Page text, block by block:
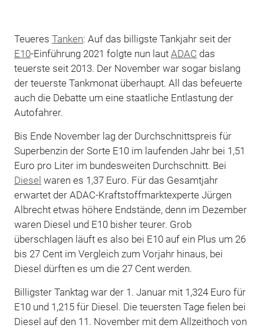
Teueres Tanken: Auf das billigste Tankjahr seit der
E10-Einführung 2021 folgte nun laut ADAC das
teuerste seit 2013. Der November war sogar bislang
der teuerste Tankmonat überhaupt. All das befeuerte
auch die Debatte um eine staatliche Entlastung der
Autofahrer.
Bis Ende November lag der Durchschnittspreis für
Superbenzin der Sorte E10 im laufenden Jahr bei 1,51
Euro pro Liter im bundesweiten Durchschnitt. Bei
Diesel waren es 1,37 Euro. Für das Gesamtjahr
erwartet der ADAC-Kraftstoffmarktexperte Jürgen
Albrecht etwas höhere Endstände, denn im Dezember
waren Diesel und E10 bisher teurer. Grob
überschlagen läuft es also bei E10 auf ein Plus um 26
bis 27 Cent im Vergleich zum Vorjahr hinaus, bei
Diesel dürften es um die 27 Cent werden.
Billigster Tanktag war der 1. Januar mit 1,324 Euro für
E10 und 1,215 für Diesel. Die teuersten Tage fielen bei
Diesel auf den 11. November mit dem Allzeithoch von